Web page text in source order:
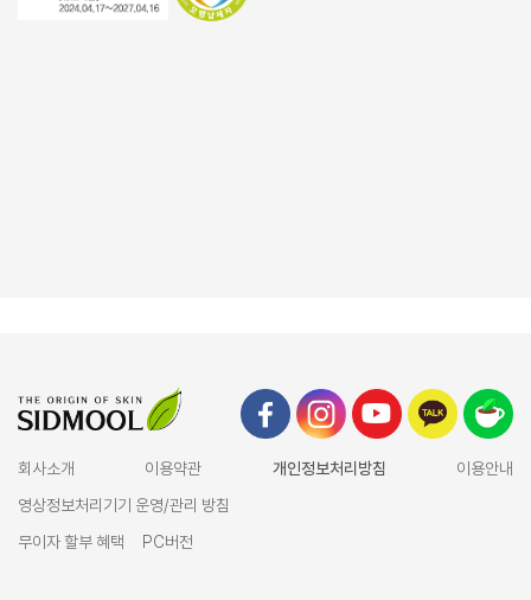
회사소개 이용약관 개인정보처리방침
이용안내
영상정보처리기기 운영/관리 방침
무이자 할부 혜택
PC버전